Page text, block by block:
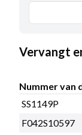
vaste
Vervangt
Nummer van
SS1149P
F042S10597